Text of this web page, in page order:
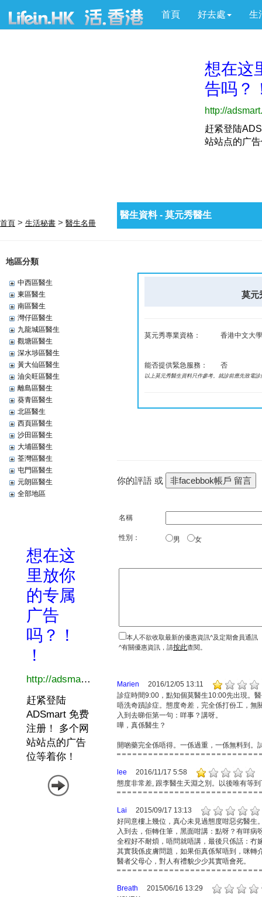
首頁 好去處 生
首頁 > 生活秘書 > 醫生名冊
地區分類
中西區醫生
東區醫生
南區醫生
灣仔區醫生
九龍城區醫生
觀塘區醫生
深水埗區醫生
黃大仙區醫生
油尖旺區醫生
離島區醫生
葵青區醫生
北區醫生
西頁區醫生
沙田區醫生
大埔區醫生
荃灣區醫生
屯門區醫生
元朗區醫生
全部地區
醫生資料 - 莫元秀醫生
莫元
莫元秀專業資格： 香港中文大
能否提供緊急服務： 否
以上莫元秀醫生資料只作參考。就診前應先致電
你的評語 或
名稱
性別： 男 女
本人不欲收取最新的優惠資訊^及定期會員通訊
^有關優惠資訊，請按此查閱。
Marien
2016/12/05 13:11
診症時間9:00，點知個莫醫生10:00先出現。
唔洗奇蹟診症。態度奇差，完全係打份工，無
入到去睇佢第一句：咩事？講呀。
嘩，真係醫生？
開啲藥完全係唔得。一係過重，一係無料到。
lee
2016/11/17 5:58
態度非常差, 跟李醫生天淵之別。以後唯有等
Lai
2015/09/17 13:13
好同意樓上幾位，真心未見過態度咁惡劣醫生
入到去，佢轉住筆，黑面咁講：點呀？有咩病
全程好不耐煩，唔問就唔講，最後只係話：冇
其實我係皮膚問題，如果佢真係幫唔到，咪轉
醫者父母心，對人有禮貌少少其實唔會死。
Breath
2015/06/16 13:29